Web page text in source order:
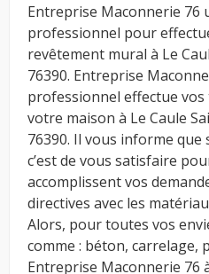
Entreprise Maconnerie 76
professionnel pour
revêtement mural à Le
76390. Entreprise
professionnel effectue
votre maison à Le Caule
76390. Il vous informe
c’est de vous satisfaire
accomplissent vos
directives avec les
Alors, pour toutes vos
comme : béton, carrelage,
Entreprise Maconnerie 76